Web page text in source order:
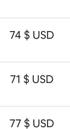
74 $ USD
71 $ USD
77 $ USD